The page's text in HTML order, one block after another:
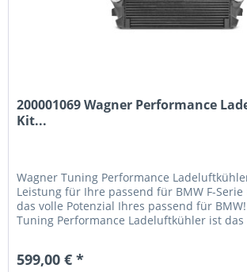
200001069 Wagner Performance
Kit...
Wagner Tuning Performance
Leistung für Ihre passend für BMW F-Serie
das volle Potenzial Ihres passend für
Tuning Performance Ladeluftkühler ist
gegenüber dem Serienkühler garantiert
599,00 € *